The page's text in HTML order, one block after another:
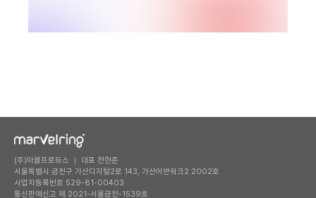
(주)마블프로듀스 ｜ 대표 전현준
서울특별시 금천구 가산디지털2로 143, 가산어반워크2 2002호
사업자등록번호 529-81-00403
통신판매신고 제 2021-서울금천-1539호